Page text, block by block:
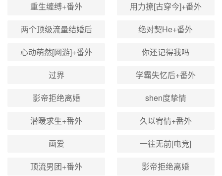
重生缠缚+番外
用力撩[古穿今]+番外
两个顶级流量结婚后
绝对契He+番外
心动萌然[网游]+番外
你还记得我吗
过界
学霸失忆后+番外
影帝拒绝离婚
shen度挚情
潜暧求生+番外
久以宥情+番外
画爱
一往无前[电竞]
顶流男团+番外
影帝拒绝离婚